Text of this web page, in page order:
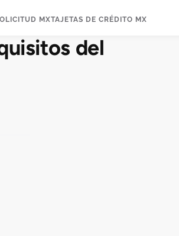
MXTAJETAS DE CRÉDITO MX
del